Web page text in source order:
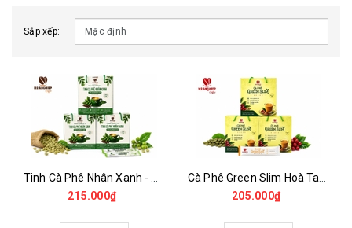
Sắp xếp:
215.000₫
205.000₫